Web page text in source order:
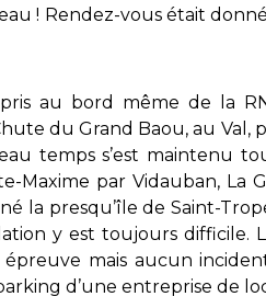
! Rendez-vous était
au bord même de la
du Grand Baou, au Val,
temps s’est maintenu
Maxime par Vidauban, La
la presqu’île de Saint-
y est toujours difficile.
mais aucun
d’une entreprise de